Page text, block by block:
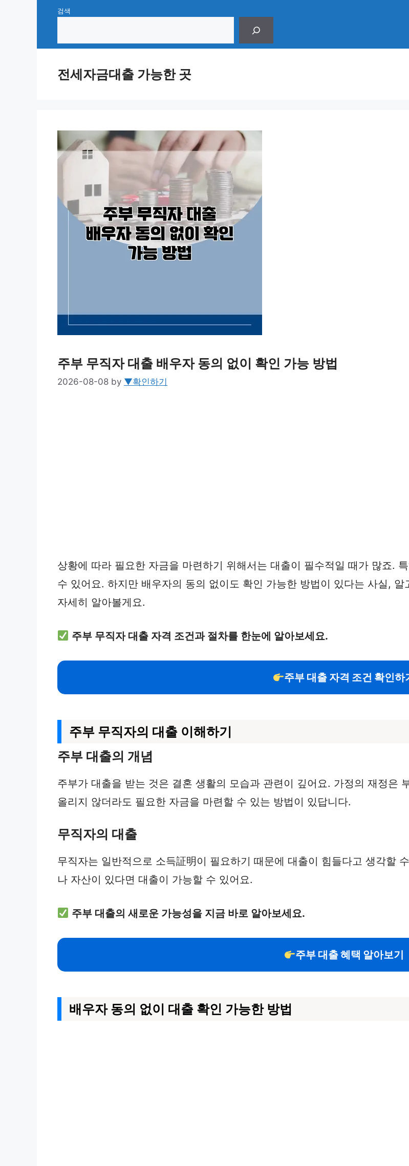
검색
전세자금대출 가능한 곳
주부 무직자 대출 배우자 동의 없이 확인 가능 방법
2026-08-08 by ▼확인하기
상황에 따라 필요한 자금을 마련하기 위해서는 대출이 필수적일 때가 많죠.
수 있어요. 하지만 배우자의 동의 없이도 확인 가능한 방법이 있다는 사실,
자세히 알아볼게요.
주부 무직자 대출 자격 조건과 절차를 한눈에 알아보세요.
주부 대출 자격 조건 확인하
주부 무직자의 대출 이해하기
주부 대출의 개념
주부가 대출을 받는 것은 결혼 생활의 모습과 관련이 깊어요. 가정의 재정은
올리지 않더라도 필요한 자금을 마련할 수 있는 방법이 있답니다.
무직자의 대출
무직자는 일반적으로 소득証明이 필요하기 때문에 대출이 힘들다고 생각할
나 자산이 있다면 대출이 가능할 수 있어요.
주부 대출의 새로운 가능성을 지금 바로 알아보세요.
주부 대출 혜택 알아보기
배우자 동의 없이 대출 확인 가능한 방법